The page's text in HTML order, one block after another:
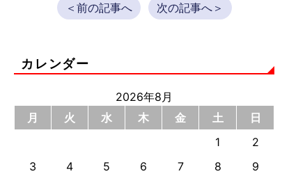
＜前の記事へ 次の記事へ＞
カレンダー
2026年8月
月
火 水 木 金 土
日
1
2
3
4 5 6 7 8
9